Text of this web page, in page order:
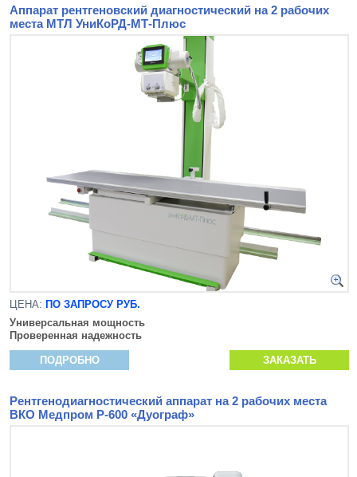
Аппарат рентгеновский диагностический на 2 рабочих
места МТЛ УниКоРД-МТ-Плюс
ЦЕНА: ПО ЗАПРОСУ РУБ.
Универсальная мощность
Проверенная надежность
ПОДРОБНО ЗАКАЗАТЬ
Рентгенодиагностический аппарат на 2 рабочих места
ВКО Медпром Р-600 «Дуограф»